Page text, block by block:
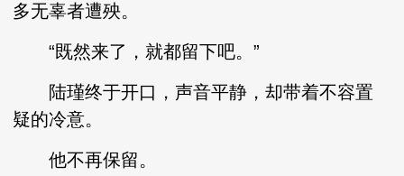
多无辜者遭殃。
“既然来了，就都留下吧。”
陆瑾终于开口，声音平静，却带着不容置
疑的冷意。
他不再保留。